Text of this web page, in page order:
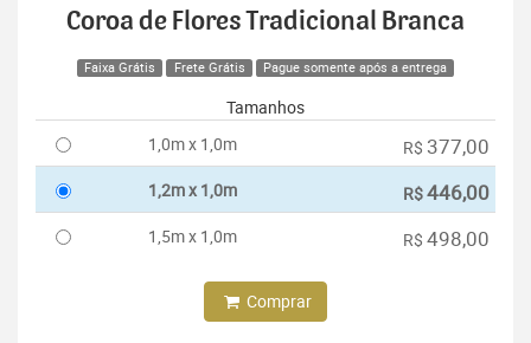
Coroa de Flores Tradicional Branca
Faixa Grátis Frete Grátis Pague somente após a entrega
Tamanhos
1,0m x 1,0m
R$ 377,00
1,2m x 1,0m R$446,00
1,5m x 1,0m R$ 498,00
Comprar